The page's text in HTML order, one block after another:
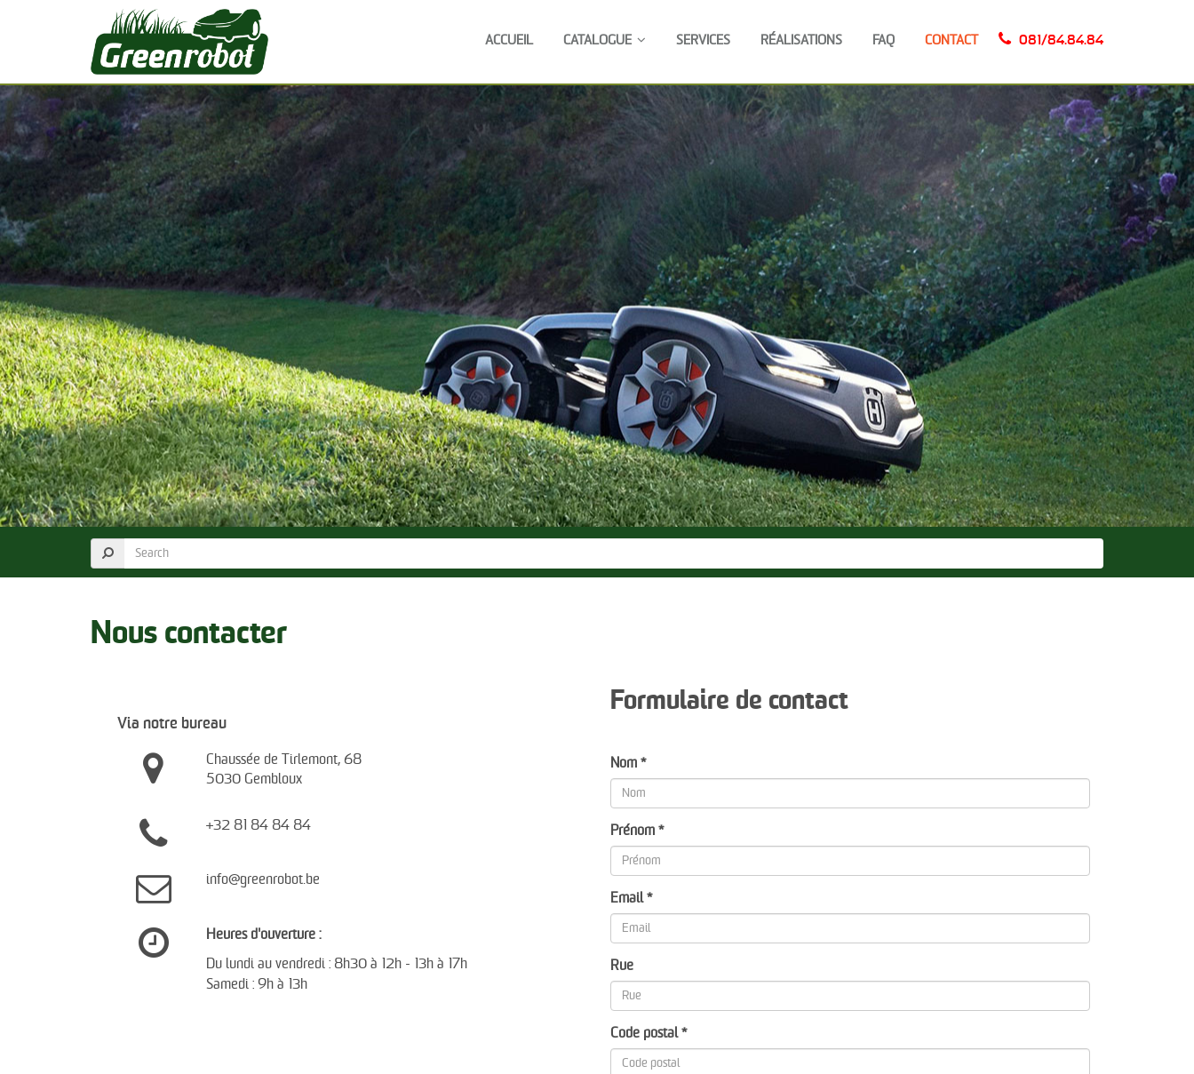
ACCUEIL CATALOGUE SERVICES RÉALISATIONS FAQ CONTACT 081/84.84.84
Nous contacter
Via notre bureau
Chaussée de Tirlemont, 68
5030 Gembloux
+32 81 84 84 84
info@greenrobot.be
Heures d'ouverture :
Du lundi au vendredi : 8h30 à 12h - 13h à 17h
Samedi : 9h à 13h
Formulaire de contact
Nom *
Prénom *
Email *
Rue
Code postal *